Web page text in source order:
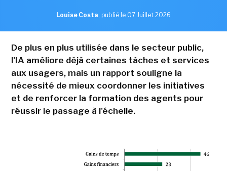
Louise Costa, publié le 07 Juillet 2026
De plus en plus utilisée dans le secteur public,
l'IA améliore déjà certaines tâches et services
aux usagers, mais un rapport souligne la
nécessité de mieux coordonner les initiatives
et de renforcer la formation des agents pour
réussir le passage à l'échelle.